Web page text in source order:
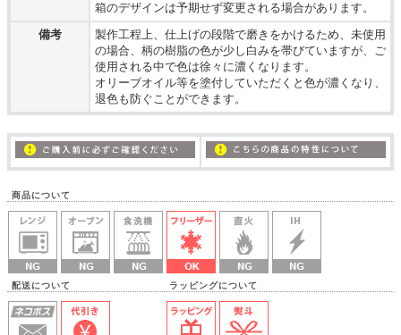
箱のデザインは予期せず変更される場合があります。
備考
製作工程上、仕上げの段階で磨きをかけるため、未使用
の場合、柄の樹脂の色が少し白みを帯びていますが、ご
使用される中で色は徐々に濃くなります。
オリーブオイル等を塗付していただくと色が濃くなり、
退色も防ぐことができます。
商品について
配送について ラッピングについて